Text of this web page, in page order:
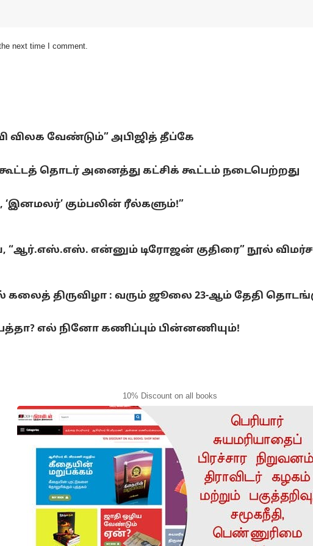
next time I comment.
விலக வேண்டும்” அபிஜித் தீப்கே
தொடர் அனைத்து கட்சிக் கூட்டம் நடைபெற்றது
கும்பலின் ரீல்களும்!”
“ஆர்.எஸ்.எஸ். என்னும் டிரோஜன் குதிரை” நூல்
கலைத் திருவிழா : வரும் ஜூலை 23-ஆம் தேதி
எல் நினோ கணிப்பும் பின்னணியும்!
10% Discount on all books